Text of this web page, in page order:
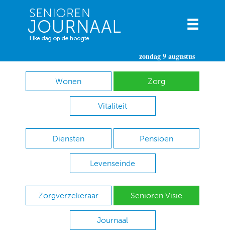
zondag 9 augustus
Wonen Zorg
Vitaliteit
Diensten Pensioen
Levenseinde
Zorgverzekeraar Senioren Visie
Journaal